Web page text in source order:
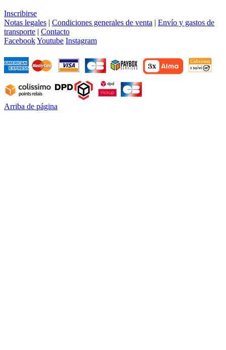
Inscribirse
Notas legales | Condiciones generales de venta | Envío y gastos de
transporte | Contacto
FacebookYoutube Instagram
Arriba de página